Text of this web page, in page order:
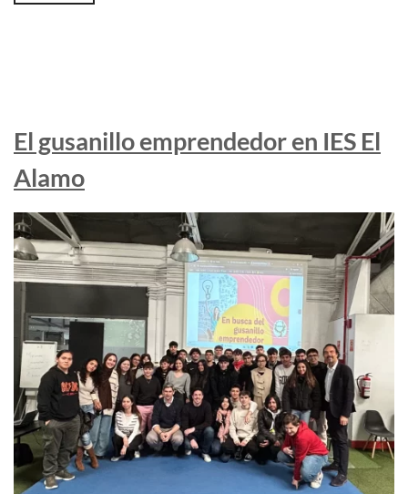
El gusanillo emprendedor en IES El
Alamo